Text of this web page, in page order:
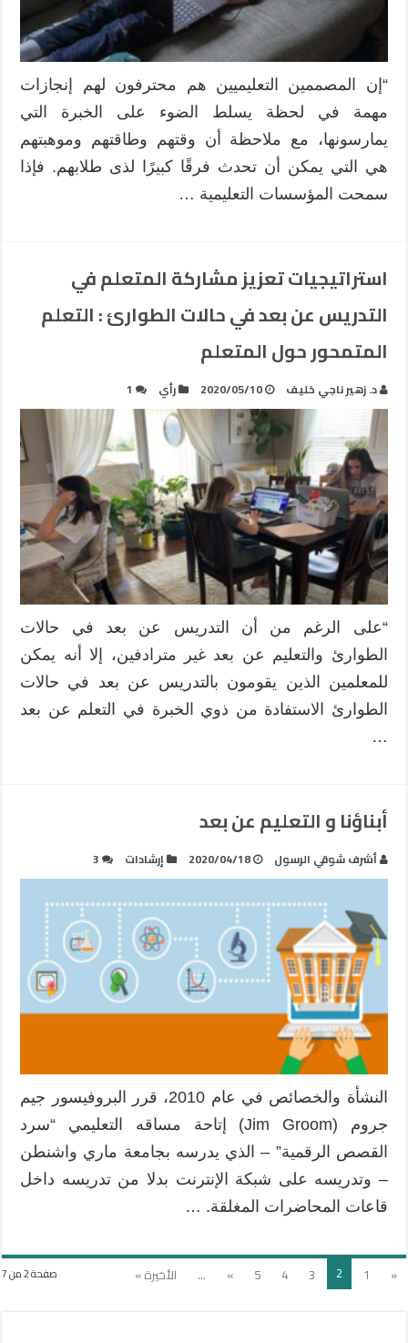
“إن المصممين التعليميين هم محترفون لهم إنجازات
مهمة في لحظة يسلط الضوء على الخبرة التي
يمارسونها، مع ملاحظة أن وقتهم وطاقتهم وموهبتهم
هي التي يمكن أن تحدث فرقًا كبيرًا لذى طلابهم. فإذا
سمحت المؤسسات التعليمية …
استراتيجيات تعزيز مشاركة المتعلم في
التدريس عن بعد في حالات الطوارئ : التعلم
المتمحور حول المتعلم
د. زهير ناجي خليف 2020/05/10 رأي 1
“على الرغم من أن التدريس عن بعد في حالات
الطوارئ والتعليم عن بعد غير مترادفين، إلا أنه يمكن
للمعلمين الذين يقومون بالتدريس عن بعد في حالات
الطوارئ الاستفادة من ذوي الخبرة في التعلم عن بعد
…
أبناؤنا و التعليم عن بعد
أشرف شوقي الرسول 2020/04/18 إرشادات 3
النشأة والخصائص في عام 2010، قرر البروفيسور جيم
جروم (Jim Groom) إتاحة مساقه التعليمي “سرد
القصص الرقمية” – الذي يدرسه بجامعة ماري واشنطن
– وتدريسه على شبكة الإنترنت بدلا من تدريسه داخل
قاعات المحاضرات المغلقة. …
صفحة 2 من 7 «
1
2
3
4
5
»
... الأخيرة »